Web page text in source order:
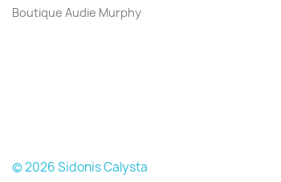
Boutique Audie Murphy
© 2026 Sidonis Calysta